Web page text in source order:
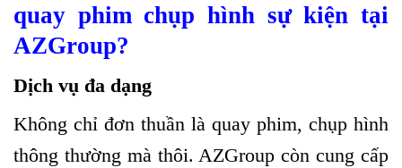
quay phim chụp hình sự kiện tại
AZGroup?
Dịch vụ đa dạng
Không chỉ đơn thuần là quay phim, chụp hình
thông thường mà thôi. AZGroup còn cung cấp